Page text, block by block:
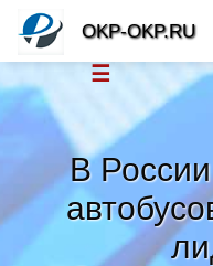
В
OKP-OKP.RU
☰
Новости
Тренды новостей»
»